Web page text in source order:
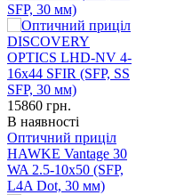
SFP, 30 мм)
15860 грн.
В наявності
Оптичний приціл
HAWKE Vantage 30
WA 2.5-10x50 (SFP,
L4A Dot, 30 мм)